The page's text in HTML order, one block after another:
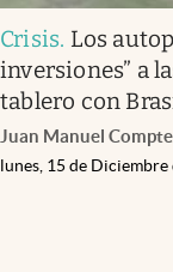
Crisis. Los
inversiones” a
tablero con
Juan Manuel Compte
lunes, 15 de Diciembre